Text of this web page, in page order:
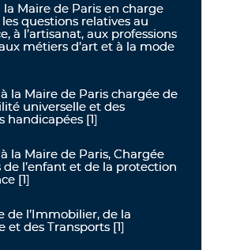
de Paris en charge de toutes les questions
Maire de Paris en charge
questions relatives au
à l’artisanat, aux professions
métiers d’art et à la mode
de Paris chargée de l’accessibilité universelle
la Maire de Paris chargée de
universelle et des
handicapées [1]
de Paris, Chargée des droits de l’enfant et de
la Maire de Paris, Chargée
de l’enfant et de la protection
[1]
de la Logistique et des Transports
de l’Immobilier, de la
et des Transports [1]